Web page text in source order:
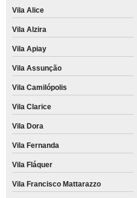
Vila Alice
Vila Alzira
Vila Apiay
Vila Assunção
Vila Camilópolis
Vila Clarice
Vila Dora
Vila Fernanda
Vila Fláquer
Vila Francisco Mattarazzo